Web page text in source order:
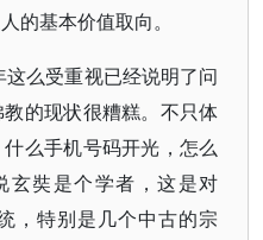
的基本价值取向。
么受重视已经说明了问
的现状很糟糕。不只体
么手机号码开光，怎么
玄奘是个学者，这是对
，特别是几个中古的宗